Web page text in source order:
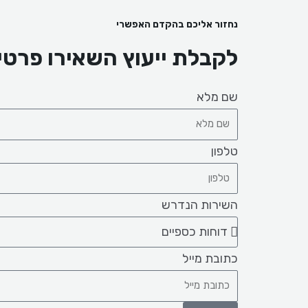
נחזור אליכם בהקדם האפשרי
לקבלת ייעוץ השאירו
שם מלא
טלפון
השירות הנדרש
כתובת מייל